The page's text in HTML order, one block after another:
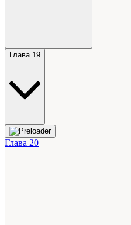
Глава 19
Глава 20